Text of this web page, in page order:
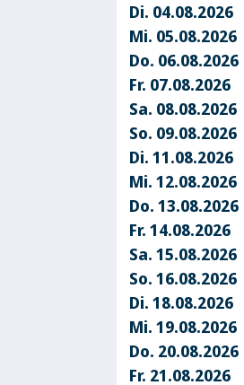
Di. 04.08.2026
Mi. 05.08.2026
Do. 06.08.2026
Fr. 07.08.2026
Sa. 08.08.2026
So. 09.08.2026
Di. 11.08.2026
Mi. 12.08.2026
Do. 13.08.2026
Fr. 14.08.2026
Sa. 15.08.2026
So. 16.08.2026
Di. 18.08.2026
Mi. 19.08.2026
Do. 20.08.2026
Fr. 21.08.2026